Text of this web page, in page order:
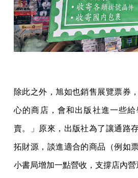
除此之外，旭如也銷售展覽票券
心的商店，會和出版社進一些
賣。」原來，出版社為了讓通路
拓財源，談進適合的商品（例如
小書局增加一點營收，支撐店內營